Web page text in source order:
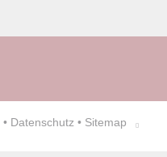
• Datenschutz • Sitemap